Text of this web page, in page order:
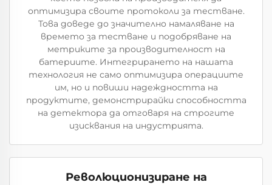
оптимизира своите протоколи за тестване.
Това доведе до значително намаляване на
времето за тестване и подобряване на
метриките за производителност на
батериите. Интегрирането на нашата
технология не само оптимизира операциите
им, но и повиши надеждността на
продуктите, демонстрирайки способността
на детектора да отговаря на строгите
изисквания на индустрията.
Революционизиране на